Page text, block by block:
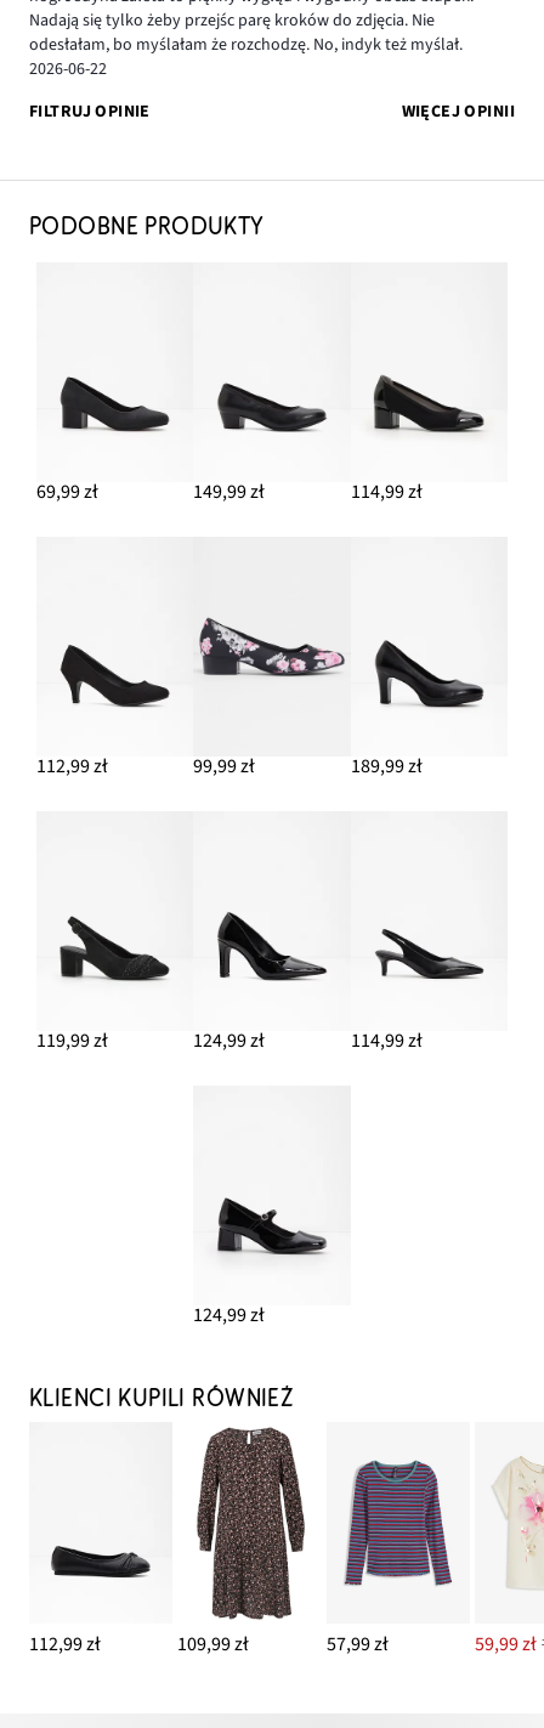
Nadają się tylko żeby przejśc parę kroków do zdjęcia. Nie
odesłałam, bo myślałam że rozchodzę. No, indyk też myślał.
2026-06-22
FILTRUJ OPINIE
WIĘCEJ OPINII
PODOBNE PRODUKTY
69,99 zł 149,99 zł 114,99 zł
112,99 zł 99,99 zł 189,99 zł
119,99 zł 124,99 zł 114,99 zł
124,99 zł
KLIENCI KUPILI RÓWNIEŻ
112,99 zł 109,99 zł 57,99 zł 59,99 zł